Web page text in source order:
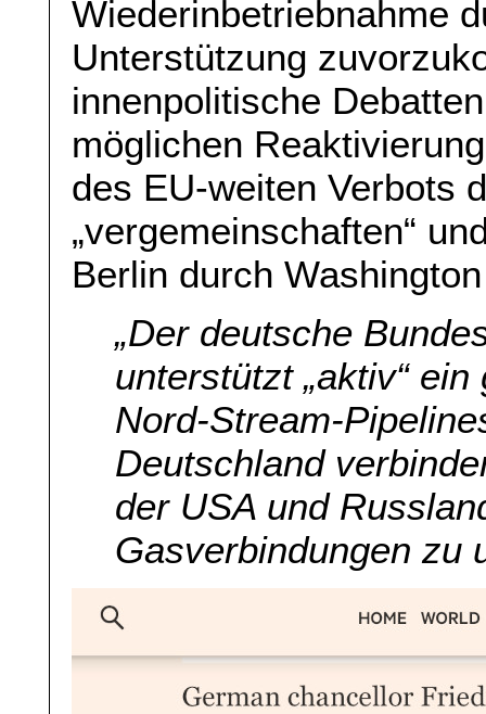
Wiederinbetriebnahme
Unterstützung
innenpolitische
möglichen
des EU-weiten Verbots
„vergemeinschaften“
Berlin durch
„Der deutsche
unterstützt „aktiv“
Nord-Stream-
Deutschland
der USA und
Gasverbindungen zu